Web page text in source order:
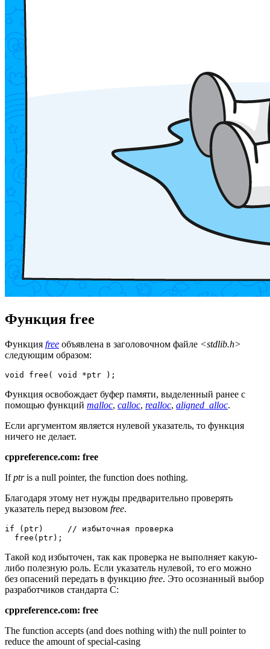
Функция free
Функция free объявлена в заголовочном файле <stdlib.h>
следующим образом:
void free( void *ptr );
Функция освобождает буфер памяти, выделенный ранее с
помощью функций malloc, calloc, realloc, aligned_alloc.
Если аргументом является нулевой указатель, то функция
ничего не делает.
cppreference.com: free
Ifptris a null pointer, the function does nothing.
Благодаря этому нет нужды предварительно проверять
указатель перед вызовом free.
if (ptr)     // избыточная проверка
  free(ptr);
Такой код избыточен, так как проверка не выполняет какую-
либо полезную роль. Если указатель нулевой, то его можно
без опасений передать в функцию free. Это осознанный выбор
разработчиков стандарта С:
cppreference.com: free
The function accepts (and does nothing with) the null pointer to
reduce the amount of special-casing